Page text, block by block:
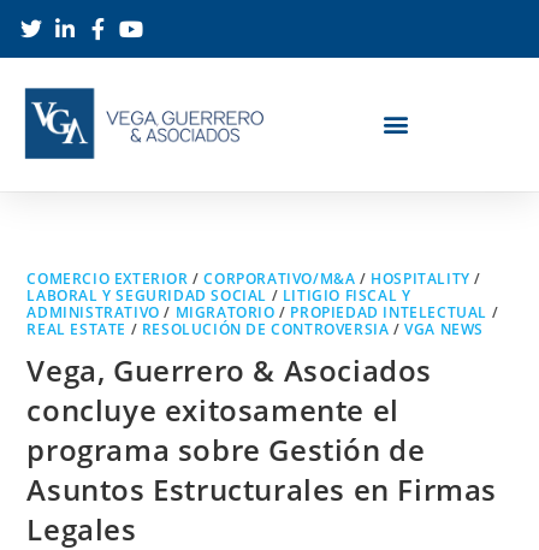
COMERCIO EXTERIOR /CORPORATIVO/M&A / HOSPITALITY /
LABORAL Y SEGURIDAD SOCIAL / LITIGIO FISCAL Y
ADMINISTRATIVO / MIGRATORIO / PROPIEDAD INTELECTUAL /
REAL ESTATE / RESOLUCIÓN DE CONTROVERSIA /VGA NEWS
Vega, Guerrero & Asociados
concluye exitosamente el
programa sobre Gestión de
Asuntos Estructurales en Firmas
Legales